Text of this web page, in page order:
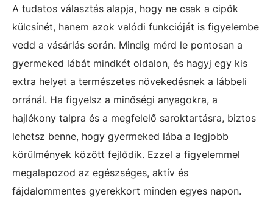
A tudatos választás alapja, hogy ne csak a cipők
külcsínét, hanem azok valódi funkcióját is figyelembe
vedd a vásárlás során. Mindig mérd le pontosan a
gyermeked lábát mindkét oldalon, és hagyj egy kis
extra helyet a természetes növekedésnek a lábbeli
orránál. Ha figyelsz a minőségi anyagokra, a
hajlékony talpra és a megfelelő saroktartásra, biztos
lehetsz benne, hogy gyermeked lába a legjobb
körülmények között fejlődik. Ezzel a figyelemmel
megalapozod az egészséges, aktív és
fájdalommentes gyerekkort minden egyes napon.